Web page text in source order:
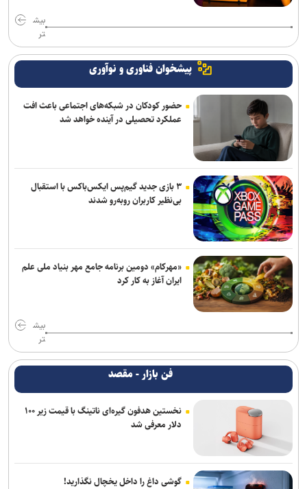
بیش
تر
پیشخوان فناوری و نوآوری
حضور کودکان در شبکه‌های اجتماعی باعث افت
عملکرد تحصیلی در آینده خواهد شد
۳ بازی جدید گیم‌پس ایکس‌باکس با استقبال
بی‌نظیر کاربران روبه‌رو شدند
«مهرکام» دومین برنامه جامع مهر بنیاد ملی علم
ایران آغاز به کار کرد
بیش
تر
فن بازار - مقصد
نخستین هدفون گیره‌ای ناتینگ با قیمت زیر ۱۰۰
دلار معرفی شد
گوشی داغ را داخل یخچال نگذارید!